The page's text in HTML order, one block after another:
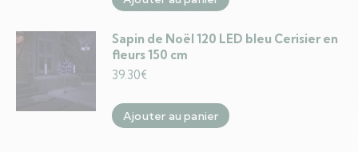
Sapin de Noël 120 LED bleu Cerisier en
fleurs 150 cm
39.30€
Ajouter au panier